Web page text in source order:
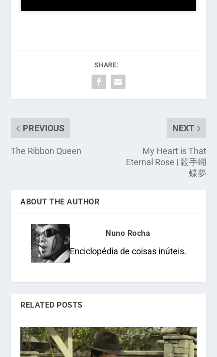
SHARE:
PREVIOUS
The Ribbon Queen
NEXT
My Heart is That
Eternal Rose | 殺手蝴
蝶夢
ABOUT THE AUTHOR
Nuno Rocha
Enciclopédia de coisas inúteis.
RELATED POSTS